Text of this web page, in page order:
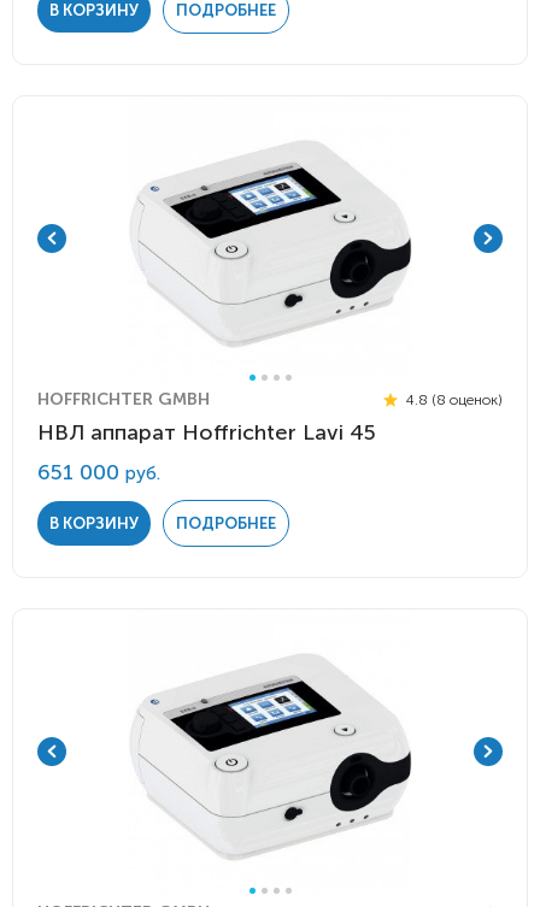
В КОРЗИНУ ПОДРОБНЕЕ
HOFFRICHTER GMBH 4.8 (8 оценок)
НВЛ аппарат Hoffrichter Lavi 45
651 000 руб.
В КОРЗИНУ ПОДРОБНЕЕ